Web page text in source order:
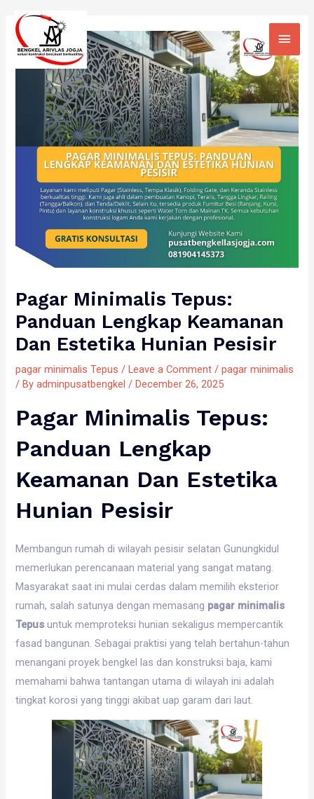
content
Pagar Minimalis Tepus:
Panduan Lengkap Keamanan
Dan Estetika Hunian Pesisir
pagar minimalis Tepus /Leave a Comment /pagar minimalis
/ Byadminpusatbengkel/December 26, 2025
Pagar Minimalis Tepus:
Panduan Lengkap
Keamanan Dan Estetika
Hunian Pesisir
Membangun rumah di wilayah pesisir selatan Gunungkidul
memerlukan perencanaan material yang sangat matang.
Masyarakat saat ini mulai cerdas dalam memilih eksterior
rumah, salah satunya dengan memasang pagar minimalis
Tepus untuk memproteksi hunian sekaligus mempercantik
fasad bangunan. Sebagai praktisi yang telah bertahun-tahun
menangani proyek bengkel las dan konstruksi baja, kami
memahami bahwa tantangan utama di wilayah ini adalah
tingkat korosi yang tinggi akibat uap garam dari laut.